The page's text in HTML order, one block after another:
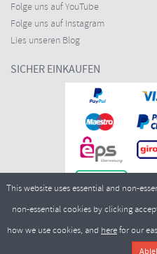
Folge uns auf YouTube
Folge uns auf Instagram
Lies unseren Blog
SICHER EINKAUFEN
Merlin Cycles Ltd., Unit
This website uses essential and non-
non-essential cookies by clicking
how we use cookies, and herefor our